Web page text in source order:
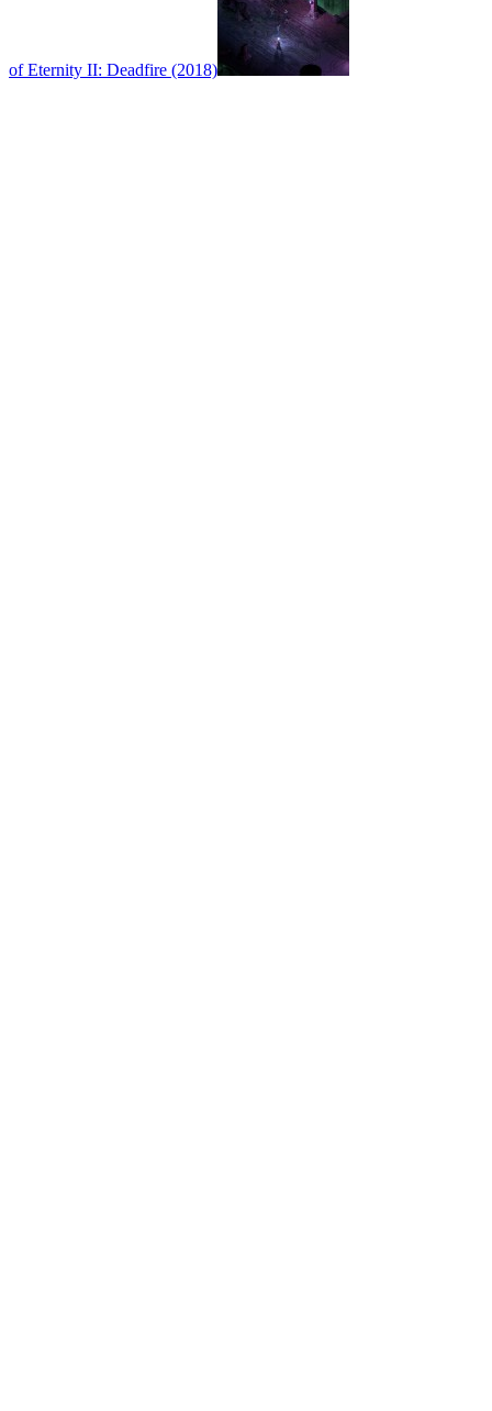
of Eternity II: Deadfire (2018)